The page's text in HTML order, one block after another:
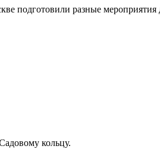
подготовили разные
кольцу.